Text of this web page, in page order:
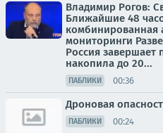
Владимир Рогов:
Ближайшие 48
комбинированная
мониторинги
Россия завершает
накопила до 20...
ПАБЛИКИ 00:36
Дроновая
ПАБЛИКИ 00:24